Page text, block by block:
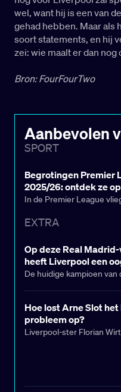
wel, want hij is een van
gehad hebben. Maar als
soort statements, en hij
zei: wie maalt er dan nog
Bron: FourFourTwo
Aanbevolen
SPORT
Begrotingen Premier
2025/26: ontdek ze
In de Premier League
begrotingen van het
EXTRA
Op deze Real
heeft Liverpool een
De huidige kampioen van
interesse in het
verdediger van Real
Hoe lost Arne Slot
probleem op?
Liverpool-ster Florian
droomstart geweest voor